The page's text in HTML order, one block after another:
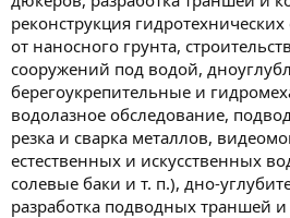
реконструкция
от наносного грунта,
сооружений под водой,
берегоукрепительные и
водолазное обследование,
резка и сварка металлов,
естественных и искусственных
солевые баки и т. п.), дно-
разработка подводных траншей